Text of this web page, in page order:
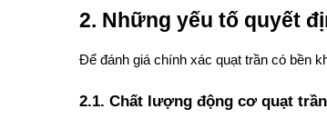
2. Những yếu tố quyết
Để đánh giá chính xác quạt trần có bền
2.1. Chất lượng động cơ quạt trần